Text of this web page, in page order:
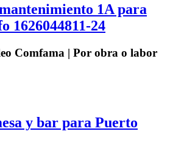
1A para
1626044811-24
Comfama | Por obra o labor
y bar para Puerto